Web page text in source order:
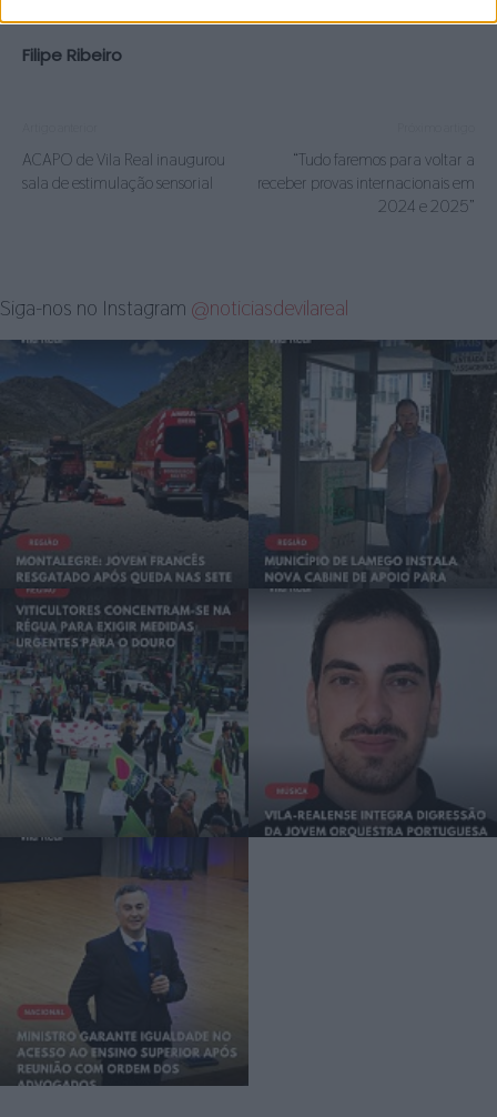
Filipe Ribeiro
ACAPO de Vila Real inaugurou
sala de estimulação sensorial
“Tudo faremos para voltar a
receber provas internacionais em
2024 e 2025”
Siga-nos no Instagram @noticiasdevilareal